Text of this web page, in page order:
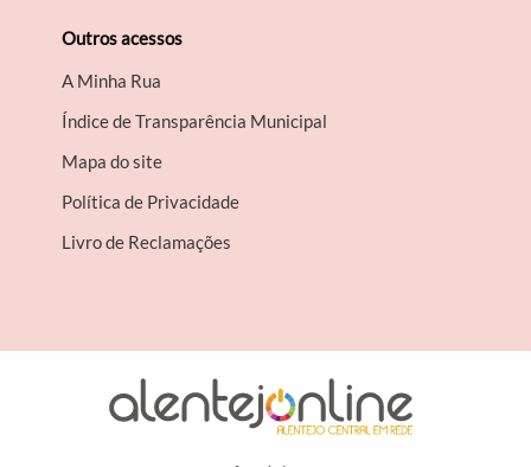
Outros acessos
A Minha Rua
Índice de Transparência Municipal
Mapa do site
Política de Privacidade
Livro de Reclamações